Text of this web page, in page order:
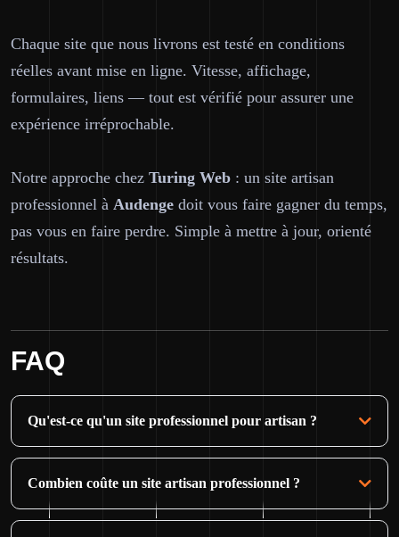
Chaque site que nous livrons est testé en conditions
réelles avant mise en ligne. Vitesse, affichage,
formulaires, liens — tout est vérifié pour assurer une
expérience irréprochable.
Notre approche chez Turing Web : un site artisan
professionnel à Audenge doit vous faire gagner du temps,
pas vous en faire perdre. Simple à mettre à jour, orienté
résultats.
FAQ
Qu'est-ce qu'un site professionnel pour artisan ?
Combien coûte un site artisan professionnel ?